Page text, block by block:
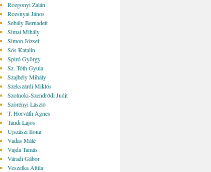
Rozgonyi Zalán
Rozsnyai János
Sebály Bernadett
Simai Mihály
Simon József
Sós Katalin
Spiró György
Sz. Tóth Gyula
Szajbély Mihály
Szekszárdi Miklós
Szolnoki-Szendrődi Judit
Szörényi László
T. Horváth Ágnes
Tandi Lajos
Újszászi Ilona
Vadas Máté
Vajda Tamás
Váradi Gábor
Veszelka Attila